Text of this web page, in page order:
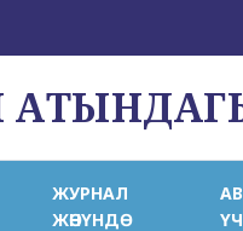
ЖУРНАЛ
ЖӨНҮНДӨ